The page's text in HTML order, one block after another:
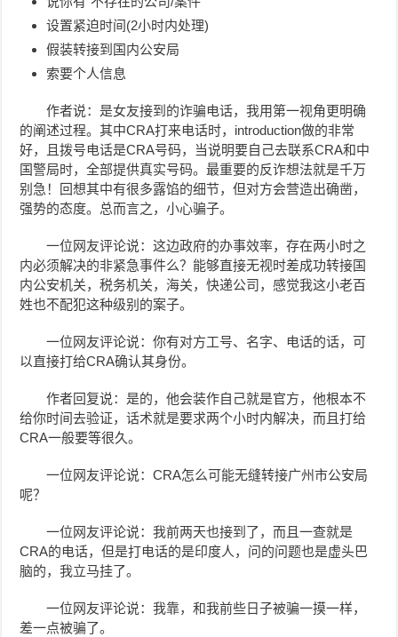
设置紧迫时间(2小时内处理)
假装转接到国内公安局
索要个人信息
作者说：是女友接到的诈骗电话，我用第一视角更明确
的阐述过程。其中CRA打来电话时，introduction做的非常
好，且拨号电话是CRA号码，当说明要自己去联系CRA和中
国警局时，全部提供真实号码。最重要的反诈想法就是千万
别急！回想其中有很多露馅的细节，但对方会营造出确凿，
强势的态度。总而言之，小心骗子。
一位网友评论说：这边政府的办事效率，存在两小时之
内必须解决的非紧急事件么？能够直接无视时差成功转接国
内公安机关，税务机关，海关，快递公司，感觉我这小老百
姓也不配犯这种级别的案子。
一位网友评论说：你有对方工号、名字、电话的话，可
以直接打给CRA确认其身份。
作者回复说：是的，他会装作自己就是官方，他根本不
给你时间去验证，话术就是要求两个小时内解决，而且打给
CRA一般要等很久。
一位网友评论说：CRA怎么可能无缝转接广州市公安局
呢？
一位网友评论说：我前两天也接到了，而且一查就是
CRA的电话，但是打电话的是印度人，问的问题也是虚头巴
脑的，我立马挂了。
一位网友评论说：我靠，和我前些日子被骗一摸一样，
差一点被骗了。